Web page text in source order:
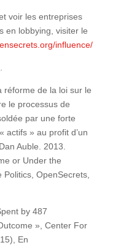
voir les entreprises
en lobbying, visiter le
influence/
réforme de la loi sur le
le processus de
par une forte
actifs » au profit d’un
Auble. 2013.
or Under the
Politics, OpenSecrets,
by 487
», Center For
En